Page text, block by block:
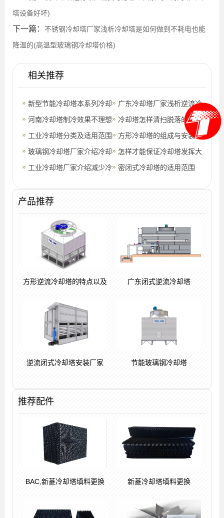
塔设备好坏)
下一篇： 不锈钢冷却塔厂家浅析冷却塔是如何做到不耗电也能
降温的(高温型玻璃钢冷却塔价格)
相关推荐
新型节能冷却塔本系列冷却
塔与传统冷却塔的优势
广东冷却塔厂家浅析逆流冷
却塔如何保证冷却效果的
(南京逆流
河南冷却塔制冷效果不理想
的可能原因
冷却塔怎样清扫脱落的垢渣
工业冷却塔分类及适用范围
(工业冷却塔能效标准)
方形冷却塔的组成与安装
(225吨方形冷却塔安装步
骤)
玻璃钢冷却塔厂家介绍冷却
塔漂水的处理方法(工业型
怎样才能保证冷却塔发挥大
功效(冷却塔安装参数)
工业冷却塔厂家介绍减少冷
(全国最大
密闭式冷却塔的适用范围
产品推荐
方形逆流冷却塔的特点以及 广东闭式逆流冷却塔
逆流闭式冷却塔安装厂家 节能玻璃钢冷却塔
推荐配件
BAC,新菱冷却塔填料更换 新菱冷却塔填料更换